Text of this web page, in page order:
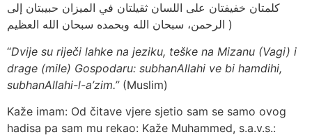
كلمتان خفيفتان على اللسان ثقيلتان في الميزان حبيبتان إلى
الرحمن، سبحان الله وبحمده سبحان الله العظيم )
“Dvije su riječi lahke na jeziku, teške na Mizanu (Vagi) i
drage (mile) Gospodaru: subhanAllahi ve bi hamdihi,
subhanAllahi-l-a’zim.”(Muslim)
Kaže imam: Od čitave vjere sjetio sam se samo ovog
hadisa pa sam mu rekao: Kaže Muhammed, s.a.v.s.: